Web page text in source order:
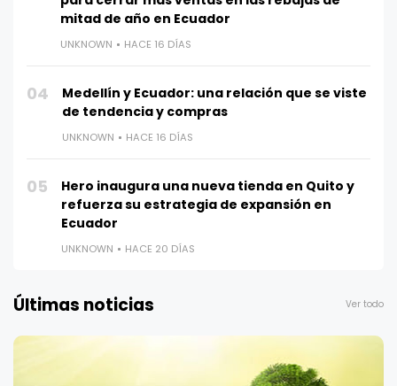
mitad de año en Ecuador
UNKNOWN HACE 16 DÍAS
04
Medellín y Ecuador: una relación que se viste
de tendencia y compras
UNKNOWN HACE 16 DÍAS
05
Hero inaugura una nueva tienda en Quito y
refuerza su estrategia de expansión en
Ecuador
UNKNOWN HACE 20 DÍAS
Últimas noticias Ver todo